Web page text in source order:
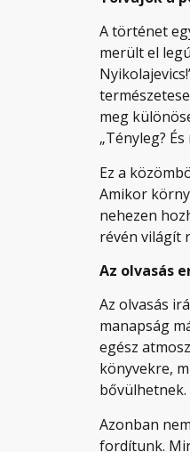
A történet
merült el
meg
„Tényleg?
Ez a
Amikor
nehezen
révén világít
Az olvasás
Az olvasás
manapság
egész
könyvekre,
bővülhetnek.
Azonban
fordítunk.